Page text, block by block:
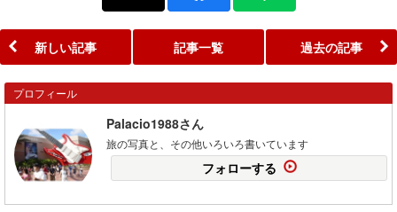
新しい記事 記事一覧 過去の記事
プロフィール
Palacio1988さん
旅の写真と、その他いろいろ書いています
フォローする